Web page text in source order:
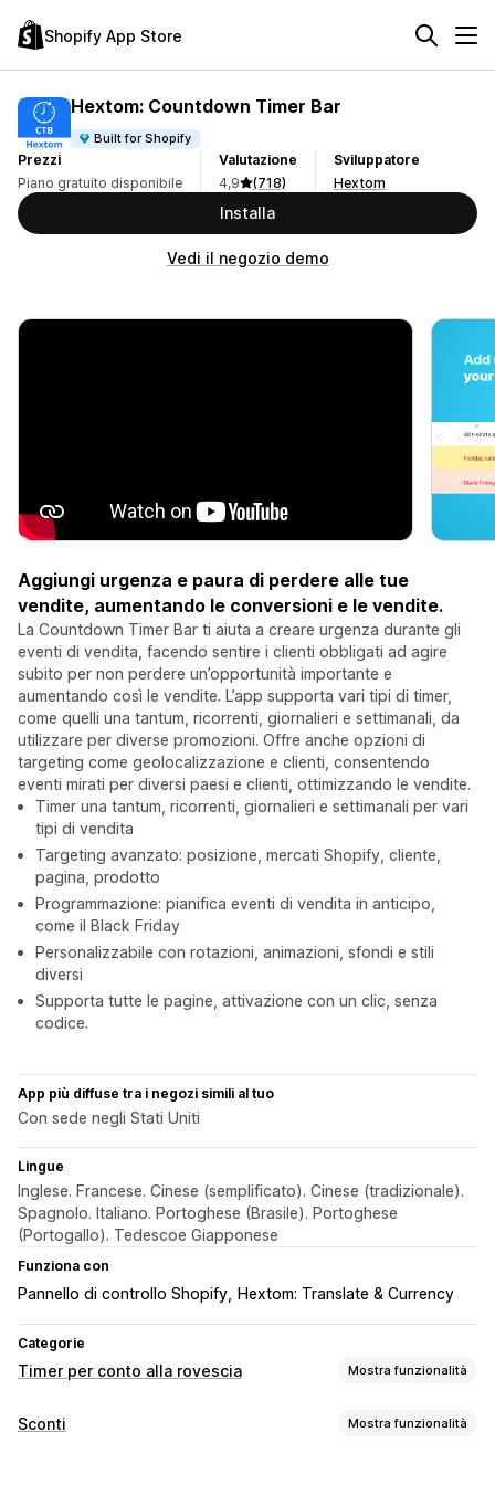
Shopify App Store
Hextom: Countdown Timer Bar
Built for Shopify
Prezzi
Piano gratuito disponibile
Valutazione
4,9
(718)
Sviluppatore
Hextom
Installa
Vedi il negozio demo
Aggiungi urgenza e paura di perdere alle tue
vendite, aumentando le conversioni e le vendite.
La Countdown Timer Bar ti aiuta a creare urgenza durante gli
eventi di vendita, facendo sentire i clienti obbligati ad agire
subito per non perdere un’opportunità importante e
aumentando così le vendite. L’app supporta vari tipi di timer,
come quelli una tantum, ricorrenti, giornalieri e settimanali, da
utilizzare per diverse promozioni. Offre anche opzioni di
targeting come geolocalizzazione e clienti, consentendo
eventi mirati per diversi paesi e clienti, ottimizzando le vendite.
Timer una tantum, ricorrenti, giornalieri e settimanali per vari
tipi di vendita
Targeting avanzato: posizione, mercati Shopify, cliente,
pagina, prodotto
Programmazione: pianifica eventi di vendita in anticipo,
come il Black Friday
Personalizzabile con rotazioni, animazioni, sfondi e stili
diversi
Supporta tutte le pagine, attivazione con un clic, senza
codice.
App più diffuse tra i negozi simili al tuo
Con sede negli Stati Uniti
Lingue
Inglese. Francese. Cinese (semplificato). Cinese (tradizionale).
Spagnolo. Italiano. Portoghese (Brasile). Portoghese
(Portogallo). Tedescoe Giapponese
Funziona con
Pannello di controllo Shopify Hextom: Translate & Currency
Categorie
Timer per conto alla rovescia Mostra funzionalità
Opzioni di visualizzazione
Sconti Mostra funzionalità